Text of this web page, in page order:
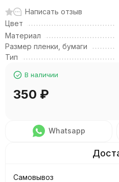
Написать отзыв
Цвет
Материал
Размер пленки, бумаги
Тип
В наличии
350 ₽
Whatsapp
Самовывоз